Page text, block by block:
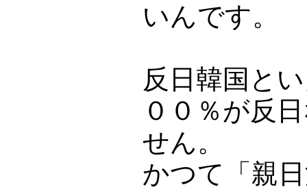
いんです。
反日韓国と
００％が反
せん。
かつて「親